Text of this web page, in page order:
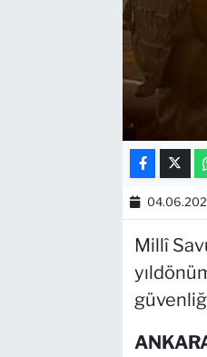
Millî